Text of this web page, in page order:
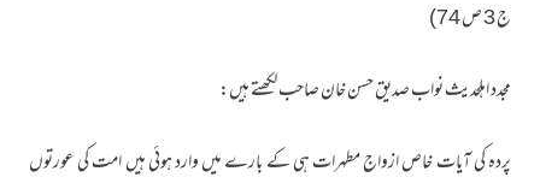
ج 3 ص 74)
مجدد اہلحدیث نواب صدیق حسن خان صاحب لکھتے ہیں:
پردہ کی آیات خاص ازواج مطہرات ہی کے بارے میں وارد ہوئی ہیں امت کی عورتوں